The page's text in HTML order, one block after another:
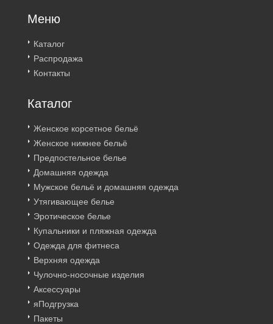
Меню
Каталог
Распродажа
Контакты
Каталог
Женское корсетное бельё
Женское нижнее бельё
Предпостельное белье
Домашняя одежда
Мужское бельё и домашняя одежда
Утягивающее белье
Эротическое белье
Купальники и пляжная одежда
Одежда для фитнеса
Верхняя одежда
Чулочно-носочные изделия
Аксессуары
яПодгрузка
Пакеты